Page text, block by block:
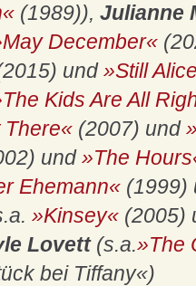
(1989)), Julianne
December«
und»Still
Kids Are All
There« (2007) und
und»The
Ehemann« (1999)
»Kinsey« (2005)
Lovett (s.a.»The
bei Tiffany«)